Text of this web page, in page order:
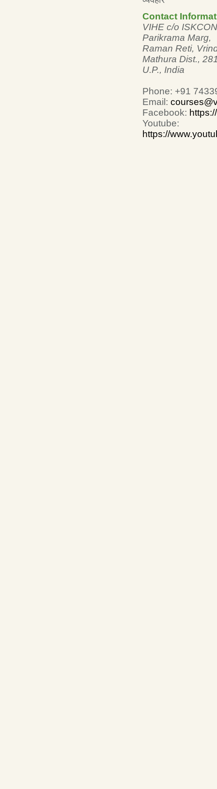
Contact
VIHE c/o
Parikrama Marg,
Raman Reti,
Mathura Dist.,
U.P., India
Phone: +91
Email:
Facebook:
Youtube:
https://